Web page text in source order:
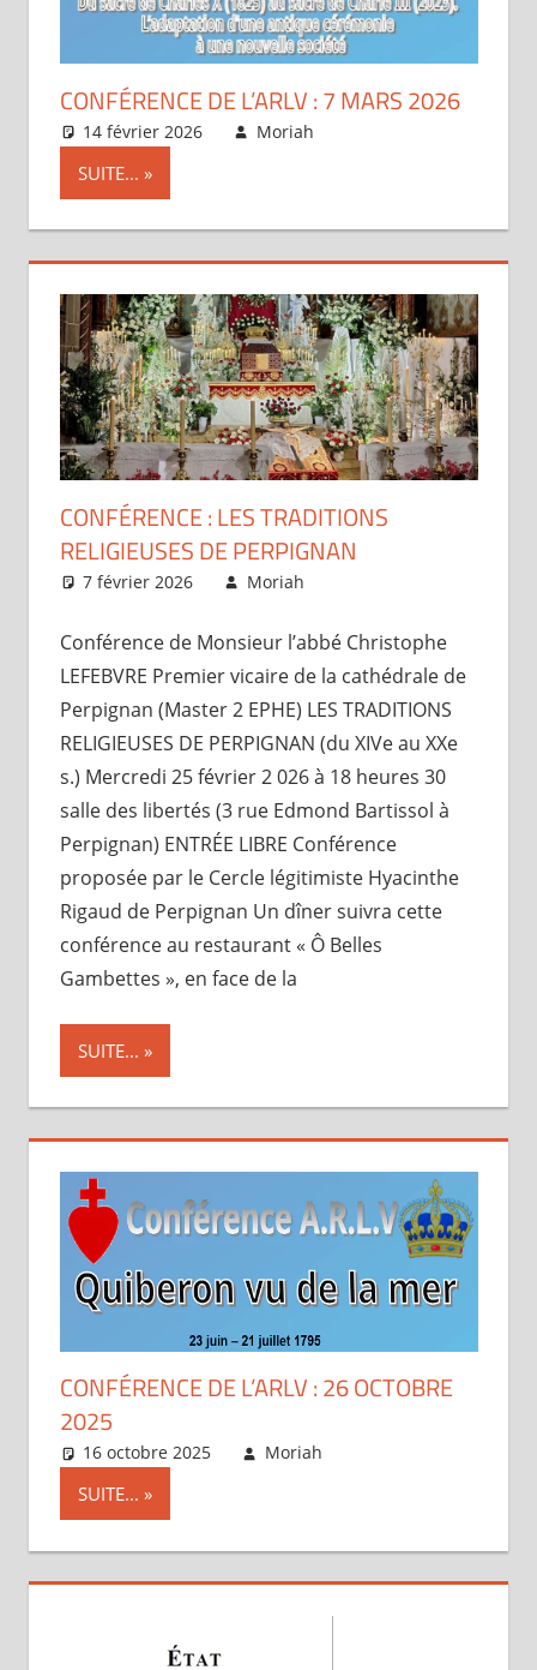
CONFÉRENCE DE L’ARLV : 7 MARS 2026
14 février 2026 Moriah
SUITE...
CONFÉRENCE : LES TRADITIONS
RELIGIEUSES DE PERPIGNAN
7 février 2026 Moriah
Conférence de Monsieur l’abbé Christophe
LEFEBVRE Premier vicaire de la cathédrale de
Perpignan (Master 2 EPHE) LES TRADITIONS
RELIGIEUSES DE PERPIGNAN (du XIVe au XXe
s.) Mercredi 25 février 2 026 à 18 heures 30
salle des libertés (3 rue Edmond Bartissol à
Perpignan) ENTRÉE LIBRE Conférence
proposée par le Cercle légitimiste Hyacinthe
Rigaud de Perpignan Un dîner suivra cette
conférence au restaurant « Ô Belles
Gambettes », en face de la
SUITE...
CONFÉRENCE DE L’ARLV : 26 OCTOBRE
2025
16 octobre 2025 Moriah
SUITE...